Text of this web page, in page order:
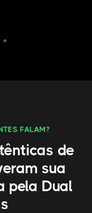
FALAM?
de
sua
pela Dual